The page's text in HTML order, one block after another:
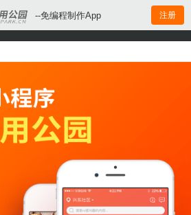
--免编程制作App 注册